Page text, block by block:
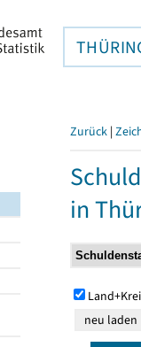
Zurück |
in